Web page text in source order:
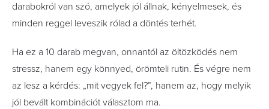
darabokról van szó, amelyek jól állnak, kényelmesek, és
minden reggel leveszik rólad a döntés terhét.
Ha ez a 10 darab megvan, onnantól az öltözködés nem
stressz, hanem egy könnyed, örömteli rutin. És végre nem
az lesz a kérdés: „mit vegyek fel?”, hanem az, hogy melyik
jól bevált kombinációt választom ma.